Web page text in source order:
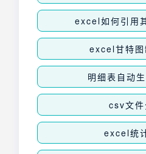
excel如何引用
excel甘特图
明细表自动
csv文件
excel统